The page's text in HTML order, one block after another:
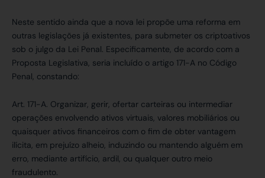
Neste sentido ainda que a nova lei propõe uma reforma em
outras legislações já existentes, para submeter os criptoativos
sob o julgo da Lei Penal. Especificamente, de acordo com a
Proposta Legislativa, seria incluído o artigo 171-A no Código
Penal, constando:
Art. 171-A. Organizar, gerir, ofertar carteiras ou intermediar
operações envolvendo ativos virtuais, valores mobiliários ou
quaisquer ativos financeiros com o fim de obter vantagem
ilícita, em prejuízo alheio, induzindo ou mantendo alguém em
erro, mediante artifício, ardil, ou qualquer outro meio
fraudulento.